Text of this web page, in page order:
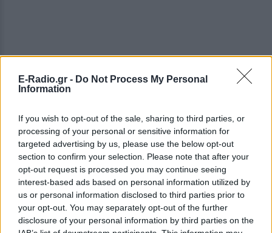
E-Radio.gr - Do Not Process My Personal
Information
If you wish to opt-out of the sale, sharing to third parties, or
processing of your personal or sensitive information for
targeted advertising by us, please use the below opt-out
section to confirm your selection. Please note that after your
opt-out request is processed you may continue seeing
interest-based ads based on personal information utilized by
us or personal information disclosed to third parties prior to
your opt-out. You may separately opt-out of the further
disclosure of your personal information by third parties on the